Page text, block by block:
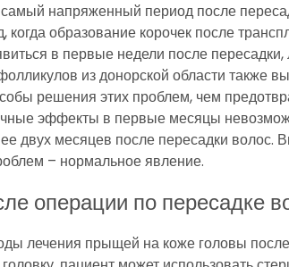
напряженный период после
когда образование корочек после
в первые недели после
из донорской области также
решения этих проблем, чем
эффекты в первые месяцы
двух месяцев после пересадки волос.
– нормальное явление.
операции по пересадке
лечения прыщей на коже головы